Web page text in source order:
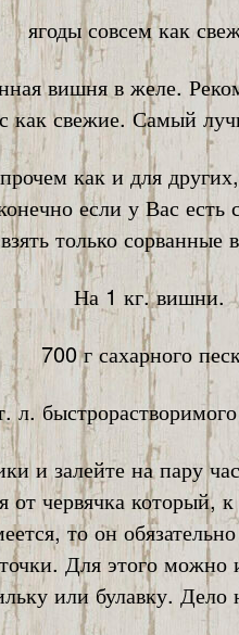
ягоды совсем как
вишня в желе.
как свежие. Самый
как и для
если у Вас
взять только сорванные
На 1 кг. вишни.
700 г сахарного
л.
и залейте на пару
от червячка который,
то он
Для этого можно
или булавку. Дело